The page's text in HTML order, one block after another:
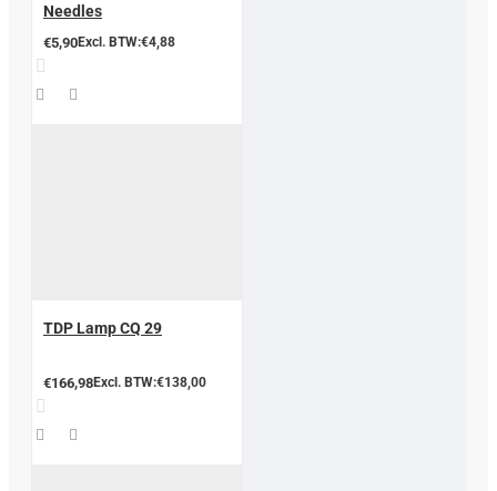
Needles
€5,90Excl. BTW:€4,88
TDP Lamp CQ 29
€166,98Excl. BTW:€138,00